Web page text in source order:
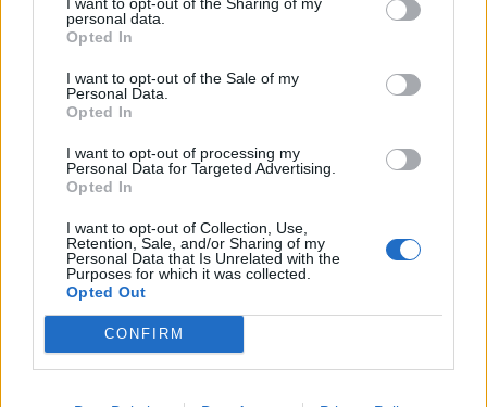
personal data.
Opted In
I want to opt-out of the Sale of my
Personal Data.
Opted In
I want to opt-out of processing my
Personal Data for Targeted Advertising.
Opted In
I want to opt-out of Collection, Use,
Retention, Sale, and/or Sharing of my
Personal Data that Is Unrelated with the
Purposes for which it was collected.
Opted Out
CONFIRM
A keresett cikk a portfolio.hu hírarchívumához
tartozik, melynek olvasása előfizetéses
Az előfizetés a következőket tartalmazza:
Kötéslisták: BÉT elmúlt 2 év napon belüli
kötéslistái
Előfizetés
MÁR ELŐFIZETŐNK VAGY?BEJELENTKEZÉS